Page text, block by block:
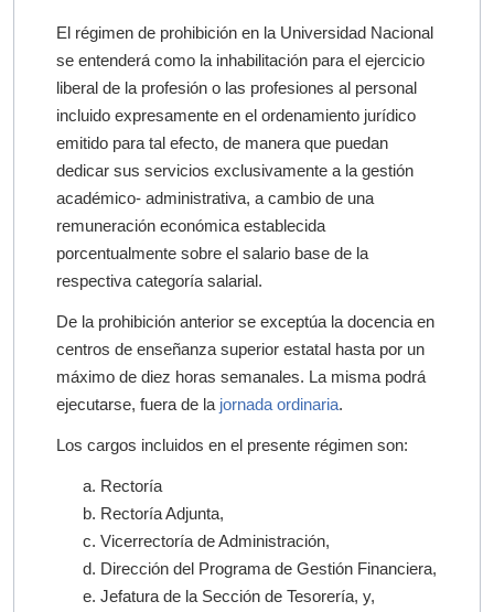
El régimen de prohibición en la Universidad Nacional
se entenderá como la inhabilitación para el ejercicio
liberal de la profesión o las profesiones al personal
incluido expresamente en el ordenamiento jurídico
emitido para tal efecto, de manera que puedan
dedicar sus servicios exclusivamente a la gestión
académico- administrativa, a cambio de una
remuneración económica establecida
porcentualmente sobre el salario base de la
respectiva categoría salarial.
De la prohibición anterior se exceptúa la docencia en
centros de enseñanza superior estatal hasta por un
máximo de diez horas semanales. La misma podrá
ejecutarse, fuera de la jornada ordinaria.
Los cargos incluidos en el presente régimen son:
Rectoría
Rectoría Adjunta,
Vicerrectoría de Administración,
Dirección del Programa de Gestión Financiera,
Jefatura de la Sección de Tesorería, y,